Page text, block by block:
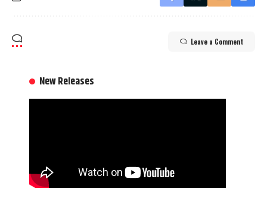
Leave a Comment
New Releases